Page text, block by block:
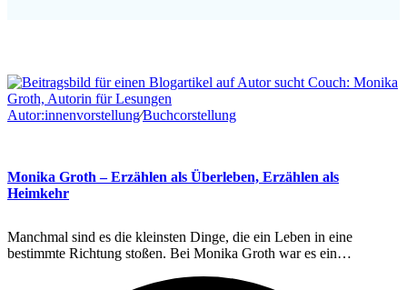
Autor:innenvorstellung∕Buchcorstellung
Monika Groth – Erzählen als Überleben, Erzählen als
Heimkehr
Manchmal sind es die kleinsten Dinge, die ein Leben in eine
bestimmte Richtung stoßen. Bei Monika Groth war es ein…